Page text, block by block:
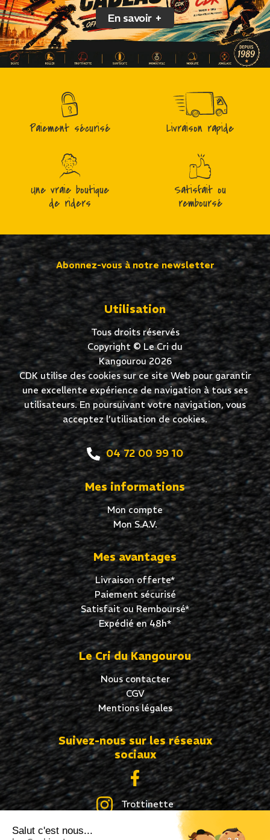
Salut c'est nous...
En savoir +
Paiement sécurisé Livraison rapide
Une vraie boutique
de riders
Satisfait ou
remboursé
Abonnez-vous à notre newsletter
Utilisation
Tous droits réservés
Copyright © Le Cri du
Kangourou 2026
CDK utilise des cookies sur ce site Web pour garantir
une excellente expérience de navigation à tous ses
utilisateurs. En poursuivant votre navigation, vous
acceptez l’utilisation de cookies.
04 72 00 99 10
Mes informations
Mon compte
Mon S.A.V.
Mes avantages
Livraison offerte*
Paiement sécurisé
Satisfait ou Remboursé*
Expédié en 48h*
Le Cri du Kangourou
Nous contacter
CGV
Mentions légales
Suivez-nous sur les réseaux
sociaux
Trottinette